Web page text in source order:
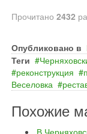
Прочитано 2432
Опубликовано в
Теги
реконструкция
Веселовка
Похожие